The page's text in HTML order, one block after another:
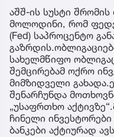
აშშ-ის სუსტი
მოლოდინი, რომ
(Fed) საპროცენტო
სახელმწიფო
შემცირებამ ოქრო
მიმზიდველი
შენარჩუნდა
„უსაფრთხო
ჩინელი
ბანკები აქტიურად